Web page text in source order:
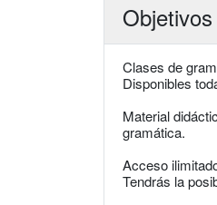
Objetivos
Clases de
Disponibles
Material
gramática.
Acceso
Tendrás la